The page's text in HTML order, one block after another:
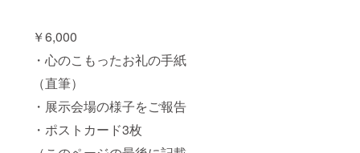
￥6,000
・心のこもったお礼の手紙
（直筆）
・展示会場の様子をご報告
・ポストカード3枚